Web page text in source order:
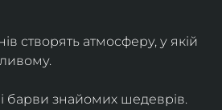
створять атмосферу, у якій
барви знайомих шедеврів.